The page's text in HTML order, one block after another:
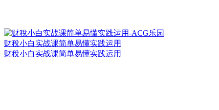
财稅小白实战课简单易懂实践运用
财稅小白实战课简单易懂实践运用